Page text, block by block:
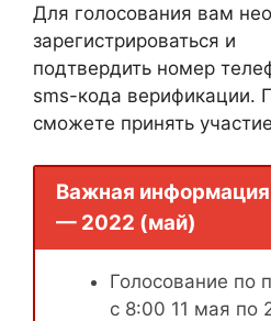
Для голосования вам
зарегистрироваться и
подтвердить номер
sms-кода верификации.
сможете принять
Важная информация
— 2022 (май)
Голосование по
с 8:00 11 мая по